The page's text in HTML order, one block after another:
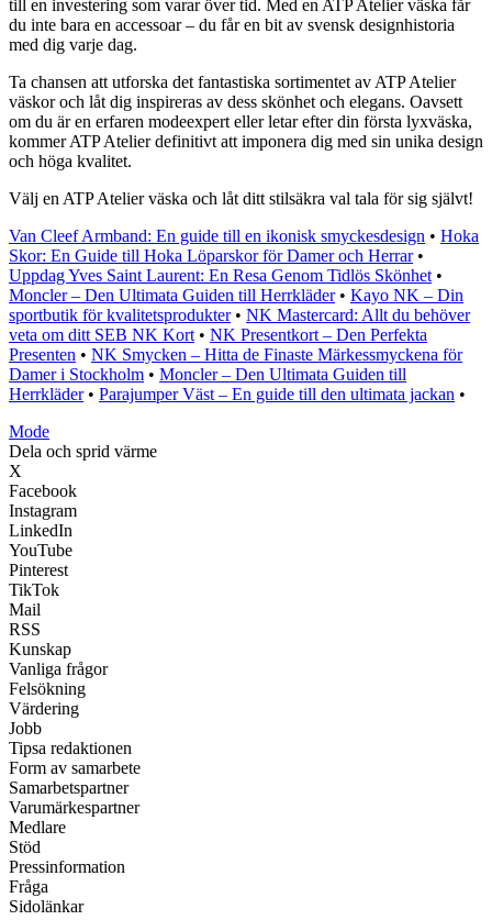
till en investering som varar över tid. Med en ATP Atelier väska får
du inte bara en accessoar – du får en bit av svensk designhistoria
med dig varje dag.
Ta chansen att utforska det fantastiska sortimentet av ATP Atelier
väskor och låt dig inspireras av dess skönhet och elegans. Oavsett
om du är en erfaren modeexpert eller letar efter din första lyxväska,
kommer ATP Atelier definitivt att imponera dig med sin unika design
och höga kvalitet.
Välj en ATP Atelier väska och låt ditt stilsäkra val tala för sig självt!
Van Cleef Armband: En guide till en ikonisk smyckesdesign • Hoka
Skor: En Guide till Hoka Löparskor för Damer och Herrar•
Uppdag Yves Saint Laurent: En Resa Genom Tidlös Skönhet •
Moncler – Den Ultimata Guiden till Herrkläder• Kayo NK – Din
sportbutik för kvalitetsprodukter• NK Mastercard: Allt du behöver
veta om ditt SEB NK Kort • NK Presentkort – Den Perfekta
Presenten • NK Smycken – Hitta de Finaste Märkessmyckena för
Damer i Stockholm • Moncler – Den Ultimata Guiden till
Herrkläder• Parajumper Väst – En guide till den ultimata jackan •
Mode
Dela och sprid värme
X
Facebook
Instagram
LinkedIn
YouTube
Pinterest
TikTok
Mail
RSS
Kunskap
Vanliga frågor
Felsökning
Värdering
Jobb
Tipsa redaktionen
Form av samarbete
Samarbetspartner
Varumärkespartner
Medlare
Stöd
Pressinformation
Fråga
Sidolänkar